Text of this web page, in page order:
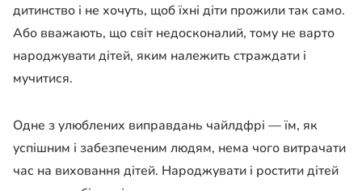
дитинство і не хочуть, щоб їхні діти прожили так само.
Або вважають, що світ недосконалий, тому не варто
народжувати дітей, яким належить страждати і
мучитися.
Одне з улюблених виправдань чайлдфрі — їм, як
успішним і забезпеченим людям, нема чого витрачати
час на виховання дітей. Народжувати і ростити дітей